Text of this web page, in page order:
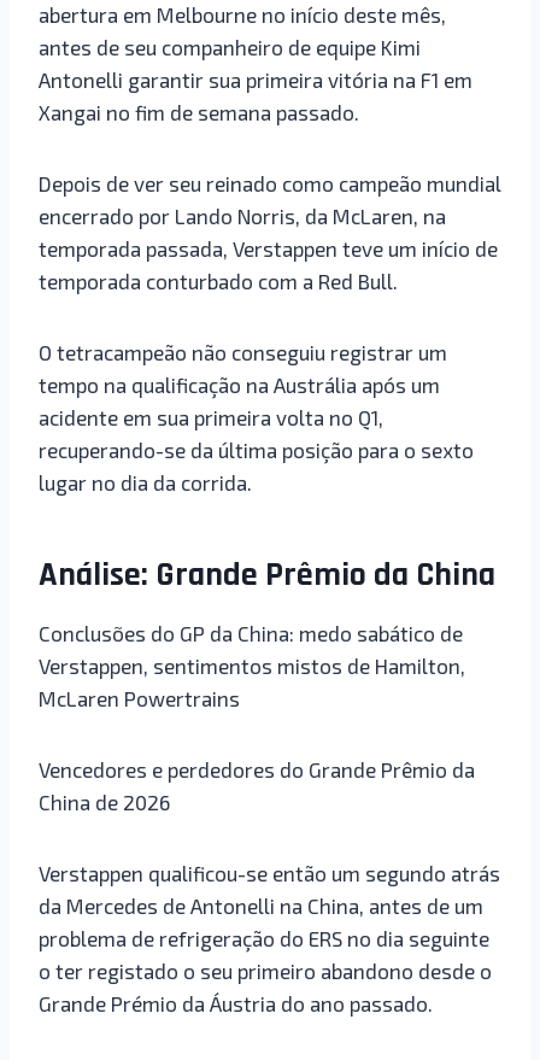
abertura em Melbourne no início deste mês,
antes de seu companheiro de equipe Kimi
Antonelli garantir sua primeira vitória na F1 em
Xangai no fim de semana passado.
Depois de ver seu reinado como campeão mundial
encerrado por Lando Norris, da McLaren, na
temporada passada, Verstappen teve um início de
temporada conturbado com a Red Bull.
O tetracampeão não conseguiu registrar um
tempo na qualificação na Austrália após um
acidente em sua primeira volta no Q1,
recuperando-se da última posição para o sexto
lugar no dia da corrida.
Análise: Grande Prêmio da China
Conclusões do GP da China: medo sabático de
Verstappen, sentimentos mistos de Hamilton,
McLaren Powertrains
Vencedores e perdedores do Grande Prêmio da
China de 2026
Verstappen qualificou-se então um segundo atrás
da Mercedes de Antonelli na China, antes de um
problema de refrigeração do ERS no dia seguinte
o ter registado o seu primeiro abandono desde o
Grande Prémio da Áustria do ano passado.